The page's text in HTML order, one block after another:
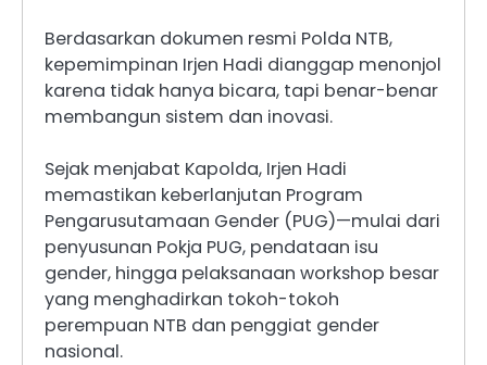
Berdasarkan dokumen resmi Polda NTB,
kepemimpinan Irjen Hadi dianggap menonjol
karena tidak hanya bicara, tapi benar-benar
membangun sistem dan inovasi.
Sejak menjabat Kapolda, Irjen Hadi
memastikan keberlanjutan Program
Pengarusutamaan Gender (PUG)—mulai dari
penyusunan Pokja PUG, pendataan isu
gender, hingga pelaksanaan workshop besar
yang menghadirkan tokoh-tokoh
perempuan NTB dan penggiat gender
nasional.